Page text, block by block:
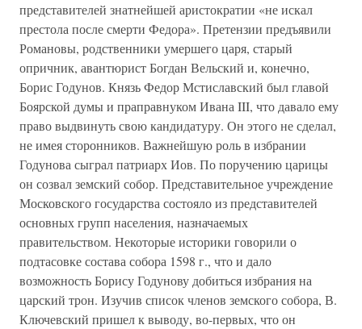
представителей знатнейшей аристократии «не искал
престола после смерти Федора». Претензии предъявили
Романовы, родственники умершего царя, старый
опричник, авантюрист Богдан Вельский и, конечно,
Борис Годунов. Князь Федор Мстиславский был главой
Боярской думы и праправнуком Ивана III, что давало ему
право выдвинуть свою кандидатуру. Он этого не сделал,
не имея сторонников. Важнейшую роль в избрании
Годунова сыграл патриарх Иов. По поручению царицы
он созвал земский собор. Представительное учреждение
Московского государства состояло из представителей
основных групп населения, назначаемых
правительством. Некоторые историки говорили о
подтасовке состава собора 1598 г., что и дало
возможность Борису Годунову добиться избрания на
царский трон. Изучив список членов земского собора, В.
Ключевский пришел к выводу, во-первых, что он